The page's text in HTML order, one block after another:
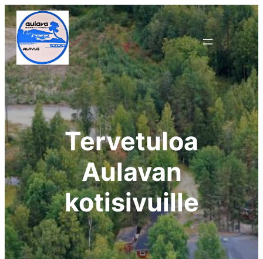
Siirry
sisältöön
Tervetuloa
Aulavan
kotisivuille